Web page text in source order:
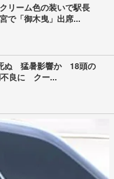
リーム色の装いで駅長
で「御木曳」出席...
ぬ 猛暑影響か 18頭の
不良に クー...